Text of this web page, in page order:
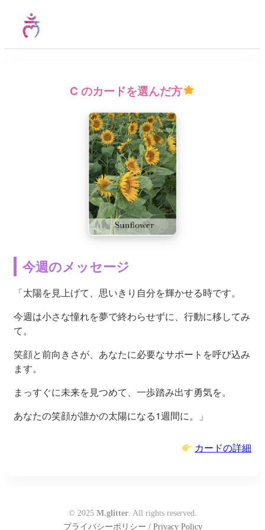
C のカードを選んだ方
今週のメッセージ
「太陽を見上げて、思いきり自分を輝かせる時です。
今週は小さな憧れを夢で終わらせずに、行動に移してみ
て。
笑顔と前向きさが、あなたに必要なサポートを呼び込み
ます。
まっすぐに未来を見つめて、一歩踏み出す勇気を。
あなたの笑顔が誰かの太陽になる1週間に。」
カードの詳細
© 2025 M.glitter. All rights reserved.
プライバシーポリシー / Privacy Policy